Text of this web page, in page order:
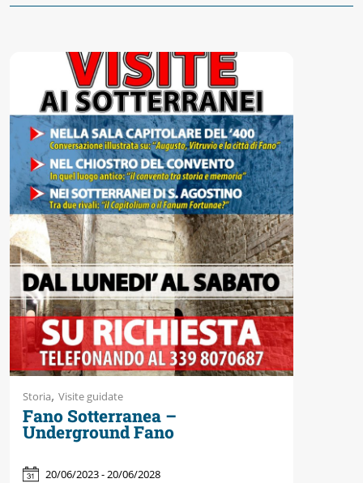
Storia, Visite guidate
Fano Sotterranea –
Underground Fano
20/06/2023 - 20/06/2028